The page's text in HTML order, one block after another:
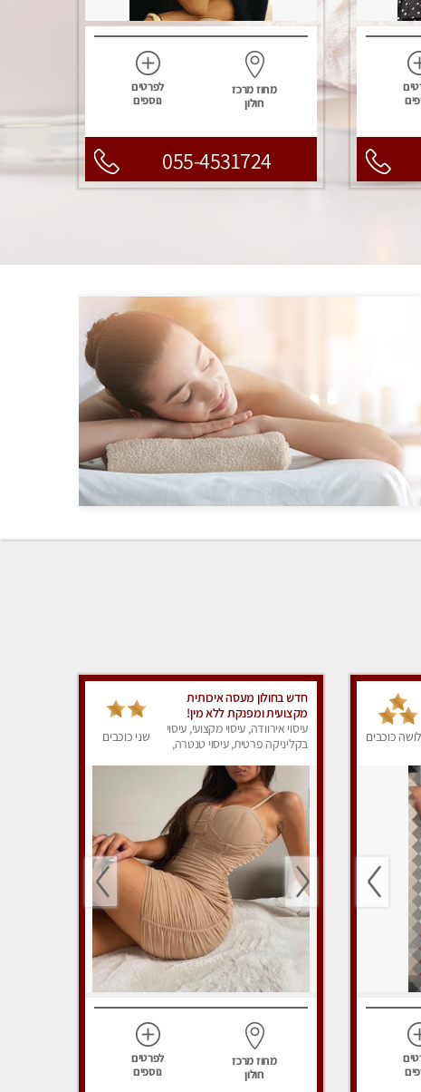
מחוז מרכז
חולון
לפרטים
נוספים
055-4531724
כוכבים
חדש בחולון מעסה איכותית
מקצועית ומפנקת ללא מין!
עיסוי אירוודה, עיסוי מקצועי, עיסוי
בקליניקה פרטית, עיסוי טנטרה,
שני כוכבים
מחוז מרכז
חולון
לפרטים
נוספים